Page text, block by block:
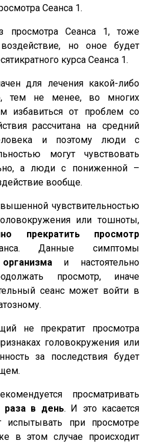
Сеанса 1.
просмотра Сеанса 1, тоже
но оное будет
курса Сеанса 1.
для лечения какой-либо
тем не менее, во многих
избавиться от проблем со
рассчитана на средний
и поэтому люди с
могут чувствовать
а люди с пониженной –
вообще.
чувствительностью
или тошноты,
прекратить просмотр
Данные симптомы
и настоятельно
просмотр, иначе
сеанс может войти в
не прекратит просмотра
головокружения или
за последствия будет
просматривать
раза в день. И это касается
при просмотре
в этом случае происходит